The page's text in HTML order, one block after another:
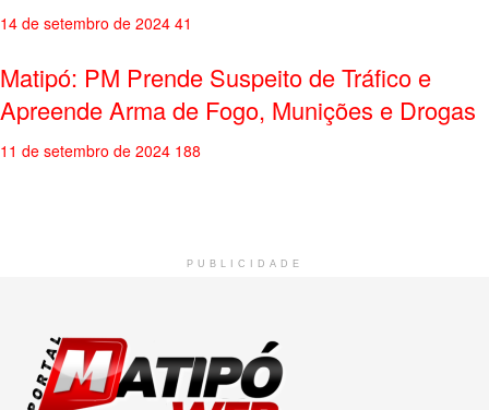
14 de setembro de 2024 41
Matipó: PM Prende Suspeito de Tráfico e
Apreende Arma de Fogo, Munições e Drogas
11 de setembro de 2024 188
PUBLICIDADE